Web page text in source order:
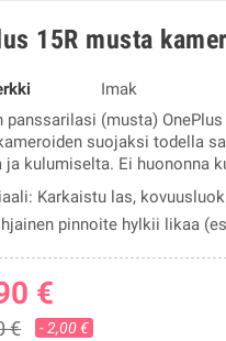
15R musta
Imak
panssarilasi (musta)
suojaksi todella
ja kulumiselta. Ei huononna
Karkaistu las,
pinnoite hylkii likaa
€
€ - 2,00 €